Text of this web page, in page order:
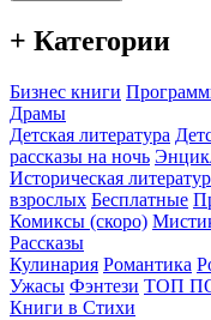
+ Категории
Бизнес книги
Драмы
Детская литература
рассказы на ночь
Историческая
взрослых Бесплатные
Комиксы (скоро)
Рассказы
Кулинария Романтика
Ужасы Фэнтези ТОП
Книги в Стихи